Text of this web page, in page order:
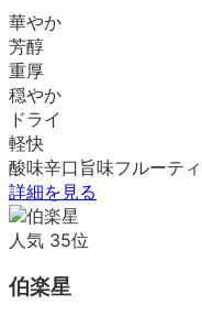
華やか
芳醇
重厚
穏やか
ドライ
軽快
酸味辛口 旨味フルーティ
詳細を見る
人気 35位
伯楽星